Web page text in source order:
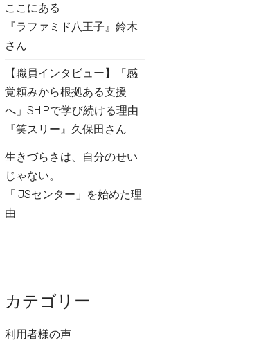
ここにある
『ラファミド八王子』鈴木
さん
【職員インタビュー】「感
覚頼みから根拠ある支援
へ」SHIPで学び続ける理由
『笑スリー』久保田さん
生きづらさは、自分のせい
じゃない。
「IJSセンター」を始めた理
由
カテゴリー
利用者様の声